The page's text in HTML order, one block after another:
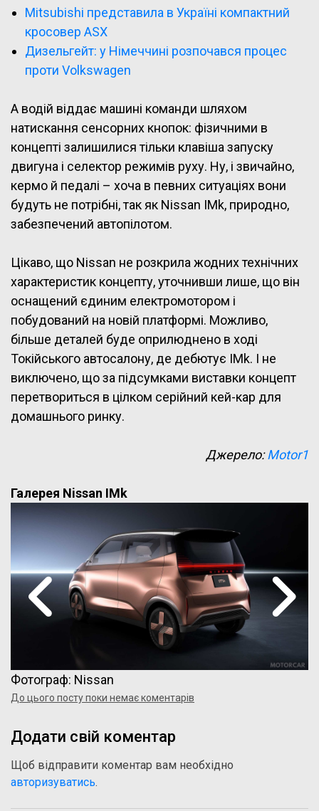
Mitsubishi представила в Україні компактний
кросовер ASX
Дизельгейт: у Німеччині розпочався процес
проти Volkswagen
А водій віддає машині команди шляхом
натискання сенсорних кнопок: фізичними в
концепті залишилися тільки клавіша запуску
двигуна і селектор режимів руху. Ну, і звичайно,
кермо й педалі – хоча в певних ситуаціях вони
будуть не потрібні, так як Nissan IMk, природно,
забезпечений автопілотом.
Цікаво, що Nissan не розкрила жодних технічних
характеристик концепту, уточнивши лише, що він
оснащений єдиним електромотором і
побудований на новій платформі. Можливо,
більше деталей буде оприлюднено в ході
Токійського автосалону, де дебютує IMk. І не
виключено, що за підсумками виставки концепт
перетвориться в цілком серійний кей-кар для
домашнього ринку.
Джерело:Motor1
Галерея Nissan IMk
Фотограф: Nissan
До цього посту поки немає коментарів
Додати свій коментар
Щоб відправити коментар вам необхідно
авторизуватись.